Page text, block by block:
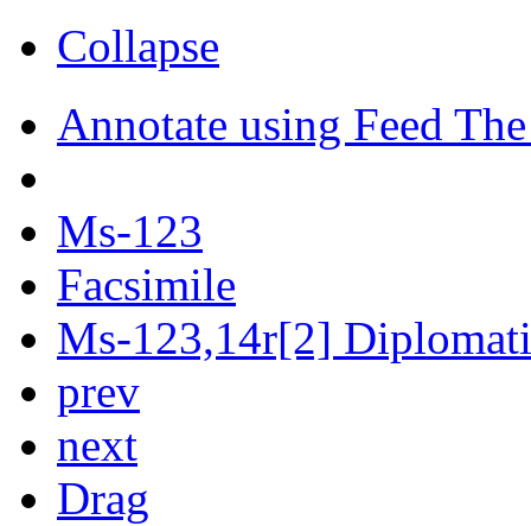
Collapse
Annotate using Feed
Ms-123
Facsimile
Ms-123,14r[2]
prev
next
Drag